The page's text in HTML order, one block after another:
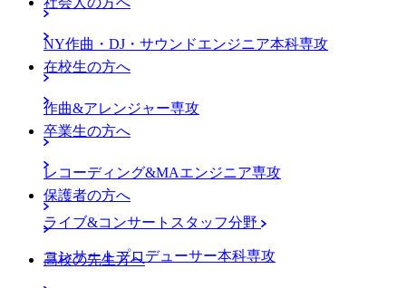
NY作曲・DJ・サウンドエンジニア本科専攻
作曲&アレンジャー専攻
レコーディング&MAエンジニア専攻
ライブ&コンサートスタッフ分野
コンサートプロデューサー本科専攻
在校生の方へ
卒業生の方へ
保護者の方へ
高校の先生方へ